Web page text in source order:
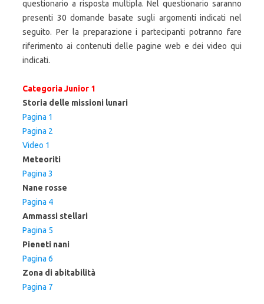
questionario a risposta multipla. Nel questionario saranno
presenti 30 domande basate sugli argomenti indicati nel
seguito. Per la preparazione i partecipanti potranno fare
riferimento ai contenuti delle pagine web e dei video qui
indicati.
Categoria Junior 1
Storia delle missioni lunari
Pagina 1
Pagina 2
Video 1
Meteoriti
Pagina 3
Nane rosse
Pagina 4
Ammassi stellari
Pagina 5
Pieneti nani
Pagina 6
Zona di abitabilità
Pagina 7